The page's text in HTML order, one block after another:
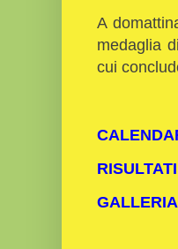
A
medaglia
cui